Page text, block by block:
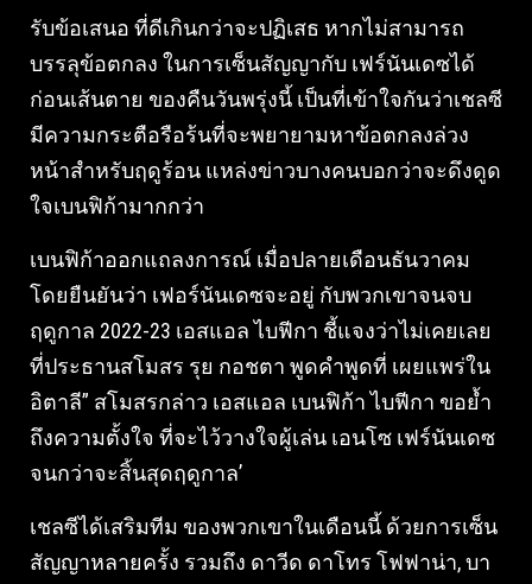
รับข้อเสนอ ที่ดีเกินกว่าจะปฏิเสธ หากไม่สามารถ
บรรลุข้อตกลง ในการเซ็นสัญญากับ เฟร์นันเดซได้
ก่อนเส้นตาย ของคืนวันพรุ่งนี้ เป็นที่เข้าใจกันว่าเชลซี
มีความกระตือรือร้นที่จะพยายามหาข้อตกลงล่วง
หน้าสำหรับฤดูร้อน แหล่งข่าวบางคนบอกว่าจะดึงดูด
ใจเบนฟิก้ามากกว่า
เบนฟิก้าออกแถลงการณ์ เมื่อปลายเดือนธันวาคม
โดยยืนยันว่า เฟอร์นันเดซจะอยู่ กับพวกเขาจนจบ
ฤดูกาล 2022-23 เอสแอล ไบฟีกา ชี้แจงว่าไม่เคยเลย
ที่ประธานสโมสร รุย กอชตา พูดคำพูดที่ เผยแพร่ใน
อิตาลี” สโมสรกล่าว เอสแอล เบนฟิก้า ไบฟีกา ขอย้ำ
ถึงความตั้งใจ ที่จะไว้วางใจผู้เล่น เอนโซ เฟร์นันเดซ
จนกว่าจะสิ้นสุดฤดูกาล’
เชลซีได้เสริมทีม ของพวกเขาในเดือนนี้ ด้วยการเซ็น
สัญญาหลายครั้ง รวมถึง ดาวีด ดาโทร โฟฟาน่า, บา